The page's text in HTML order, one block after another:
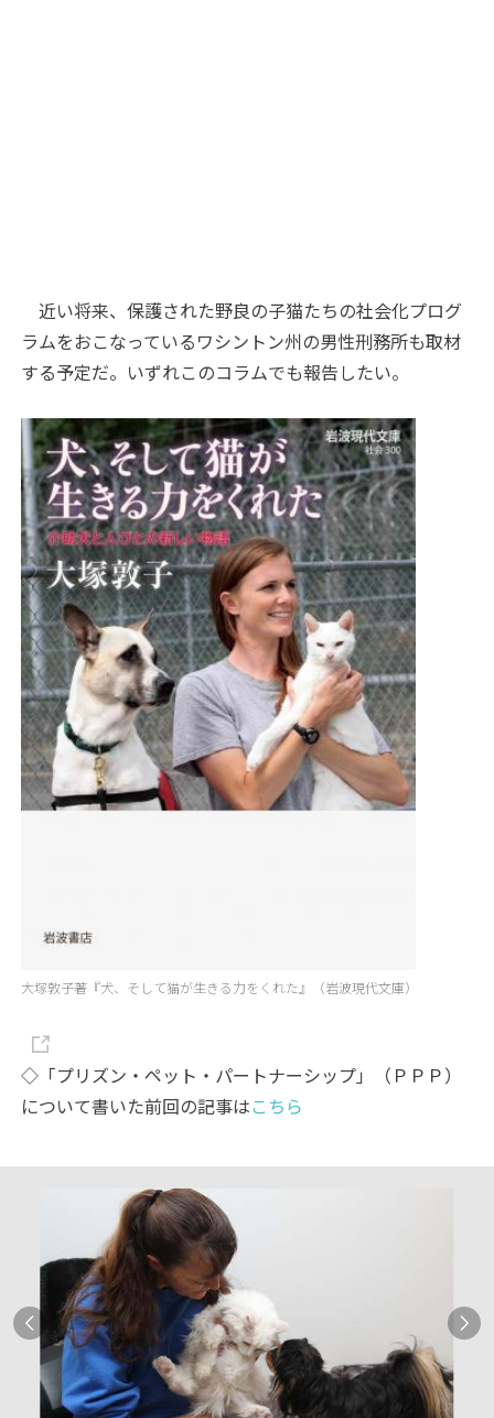
近い将来、保護された野良の子猫たちの社会化プログ
ラムをおこなっているワシントン州の男性刑務所も取材
する予定だ。いずれこのコラムでも報告したい。
大塚敦子著『犬、そして猫が生きる力をくれた』（岩波現代文庫）
◇「プリズン・ペット・パートナーシップ」（ＰＰＰ）
について書いた前回の記事はこちら